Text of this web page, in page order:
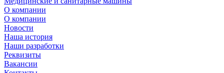
О компании
О компании
Новости
Наша история
Наши разработки
Реквизиты
Вакансии